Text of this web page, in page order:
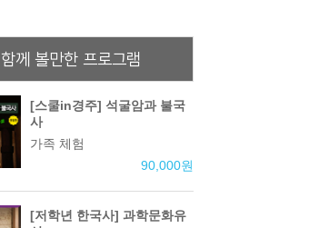
함께 볼만한 프로그램
[스쿨in경주] 석굴암과 불국
사
가족 체험
90,000원
[저학년 한국사] 과학문화유